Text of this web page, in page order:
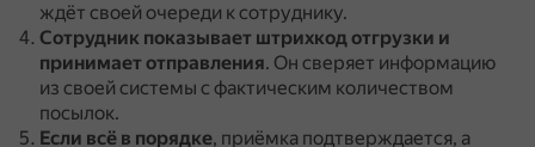
ждёт своей очереди к сотруднику.
Сотрудник показывает штрихкод отгрузки и
принимает отправления. Он сверяет информацию
из своей системы с фактическим количеством
посылок.
Если всё в порядке, приёмка подтверждается, а